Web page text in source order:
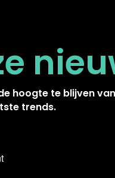
hoogte te blijven van
trends.